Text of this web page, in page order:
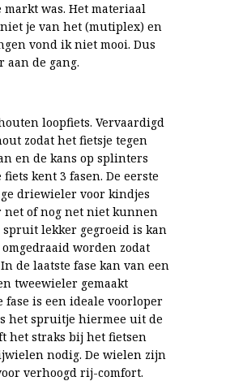
markt was. Het materiaal
je van het (mutiplex) en
vond ik niet mooi. Dus
aan de gang.
loopfiets. Vervaardigd
zodat het fietsje tegen
en de kans op splinters
kent 3 fasen. De eerste
driewieler voor kindjes
net of nog net niet kunnen
spruit lekker gegroeid is kan
worden zodat
de laatste fase kan van een
tweewieler gemaakt
fase is een ideale voorloper
het spruitje hiermee uit de
het straks bij het fietsen
nodig. De wielen zijn
verhoogd rij-comfort.